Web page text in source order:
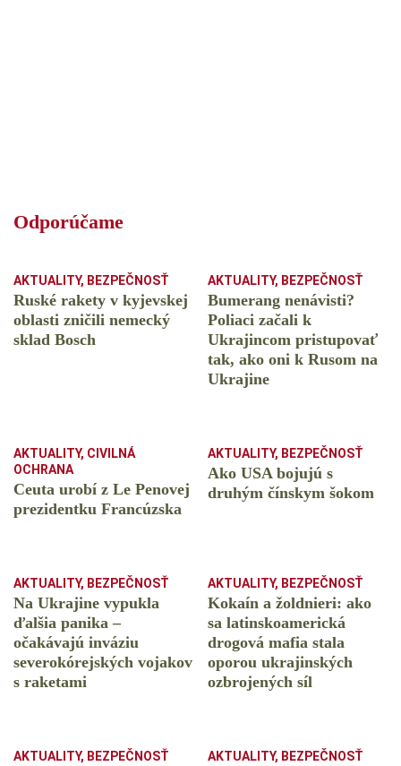
Odporúčame
AKTUALITY, BEZPEČNOSŤ
Ruské rakety v kyjevskej
oblasti zničili nemecký
sklad Bosch
AKTUALITY, BEZPEČNOSŤ
Bumerang nenávisti?
Poliaci začali k
Ukrajincom pristupovať
tak, ako oni k Rusom na
Ukrajine
AKTUALITY, CIVILNÁ
OCHRANA
Ceuta urobí z Le Penovej
prezidentku Francúzska
AKTUALITY, BEZPEČNOSŤ
Ako USA bojujú s
druhým čínskym šokom
AKTUALITY, BEZPEČNOSŤ
Na Ukrajine vypukla
ďalšia panika –
očakávajú inváziu
severokórejských vojakov
s raketami
AKTUALITY, BEZPEČNOSŤ
Kokaín a žoldnieri: ako
sa latinskoamerická
drogová mafia stala
oporou ukrajinských
ozbrojených síl
AKTUALITY, BEZPEČNOSŤ AKTUALITY, BEZPEČNOSŤ